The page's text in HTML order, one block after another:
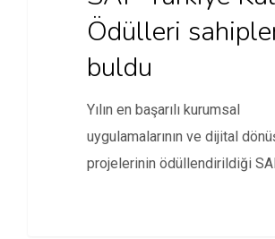
Ödülleri
buldu
Yılın en başarılı kurumsal
uygulamalarının ve dijital
projelerinin ödüllendirildiği